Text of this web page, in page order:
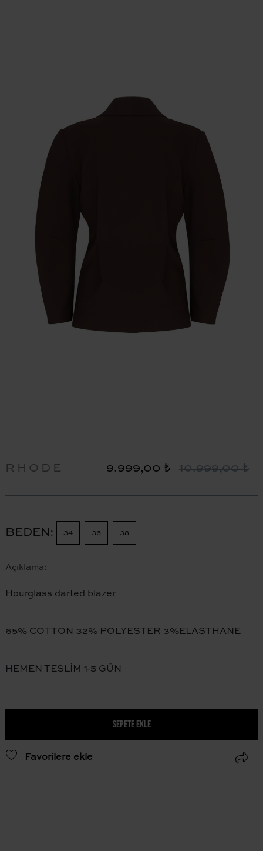
RHODE 9.999,00 ₺ 10.999,00 ₺
BEDEN 34 36 38
Açıklama:
Hourglass darted blazer
65% COTTON 32% POLYESTER 3%ELASTHANE
HEMEN TESLİM 1-5 GÜN
SEPETE EKLE
Favorilere ekle